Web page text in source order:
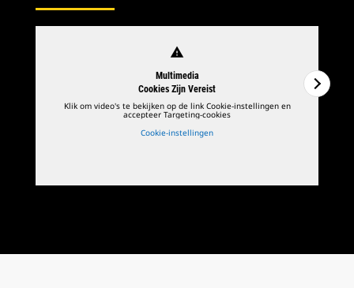
warning
Multimedia
Cookies Zijn Vereist
Klik om video's te bekijken op de link Cookie-instellingen en
accepteer Targeting-cookies
Cookie-instellingen